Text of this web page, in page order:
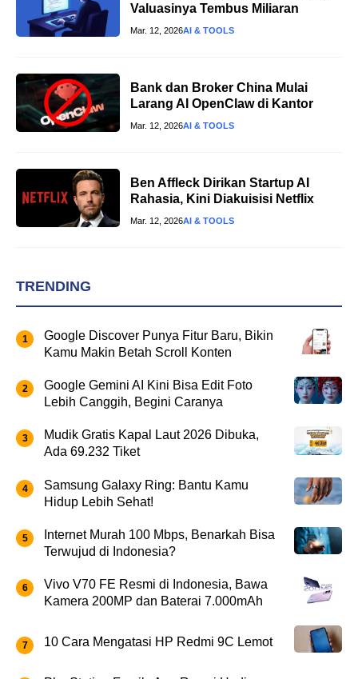
Valuasinya Tembus Miliaran
Mar. 12, 2026AI & TOOLS
Bank dan Broker China Mulai
Larang AI OpenClaw di Kantor
Mar. 12, 2026AI & TOOLS
Ben Affleck Dirikan Startup AI
Rahasia, Kini Diakuisisi Netflix
Mar. 12, 2026AI & TOOLS
TRENDING
Google Discover Punya Fitur Baru, Bikin
Kamu Makin Betah Scroll Konten
Google Gemini AI Kini Bisa Edit Foto
Lebih Canggih, Begini Caranya
Mudik Gratis Kapal Laut 2026 Dibuka,
Ada 69.232 Tiket
Samsung Galaxy Ring: Bantu Kamu
Hidup Lebih Sehat!
Internet Murah 100 Mbps, Benarkah Bisa
Terwujud di Indonesia?
Vivo V70 FE Resmi di Indonesia, Bawa
Kamera 200MP dan Baterai 7.000mAh
10 Cara Mengatasi HP Redmi 9C Lemot